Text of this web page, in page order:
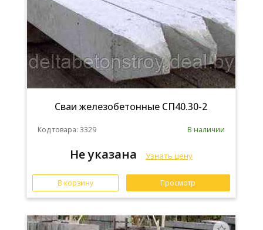
Сваи железобетонные СП40.30-2
Код товара: 3329 В наличии
Не указана Узнать цену
В корзину Просмотр